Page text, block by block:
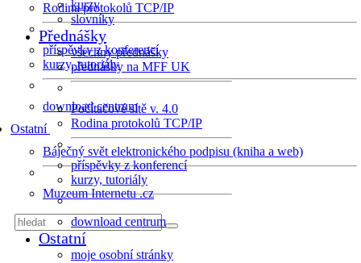
Rodina protokolů TCP/IP
příspěvky z konferencí
kurzy, tutoriály
download centrum
Ostatní
Báječný svět elektronického podpisu (kniha a web)
Muzeum Internetu .cz
kurzy
slovníky
Přednášky
všechny přednášky
přednášky na MFF UK
Počítačové sítě v. 4.0
Rodina protokolů TCP/IP
příspěvky z konferencí
kurzy, tutoriály
download centrum
Ostatní
moje osobní stránky